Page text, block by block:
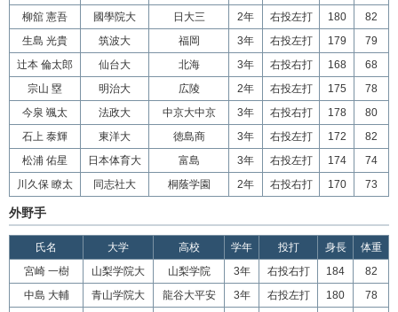
柳舘 憲吾
國學院大 日大三 2年 右投左打 180
82
生島 光貴
筑波大 福岡 3年 右投左打 179
79
辻本 倫太郎
仙台大 北海 3年 右投右打 168
68
宗山 塁
明治大 広陵 2年 右投左打 175
78
今泉 颯太
法政大 中京大中京 3年 右投右打 178
80
石上 泰輝
東洋大 徳島商 3年 右投左打 172
82
松浦 佑星
日本体育大 富島 3年 右投左打 174
74
川久保 瞭太
同志社大 桐蔭学園 2年 右投右打 170 73
外野手
氏名 大学 高校 学年 投打 身長
体重
宮崎 一樹
山梨学院大 山梨学院 3年 右投右打 184
82
中島 大輔
青山学院大 龍谷大平安 3年 右投左打 180
78